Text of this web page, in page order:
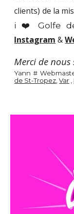
clients) de la
i ❤️ Golfe
Instagram &
Merci de nous
Yann #
de St-Tropez ,Var